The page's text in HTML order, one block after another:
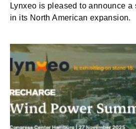
Lynxeo is pleased to announce
in its North American expansion.